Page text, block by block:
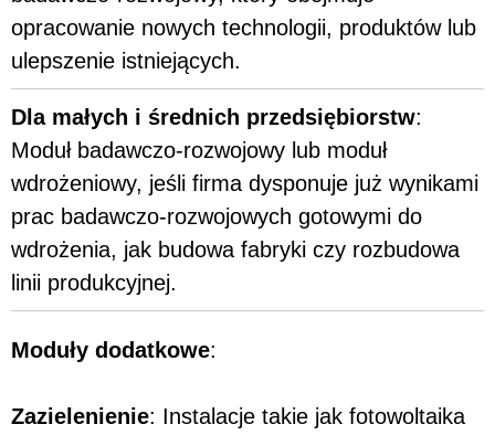
opracowanie nowych technologii, produktów lub
ulepszenie istniejących.
Dla małych i średnich przedsiębiorstw:
Moduł badawczo-rozwojowy lub moduł
wdrożeniowy, jeśli firma dysponuje już wynikami
prac badawczo-rozwojowych gotowymi do
wdrożenia, jak budowa fabryki czy rozbudowa
linii produkcyjnej.
Moduły dodatkowe:
Zazielenienie: Instalacje takie jak fotowoltaika